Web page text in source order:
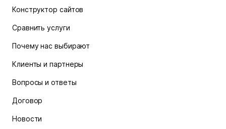
Конструктор сайтов
Сравнить услуги
Почему нас выбирают
Клиенты и партнеры
Вопросы и ответы
Договор
Новости